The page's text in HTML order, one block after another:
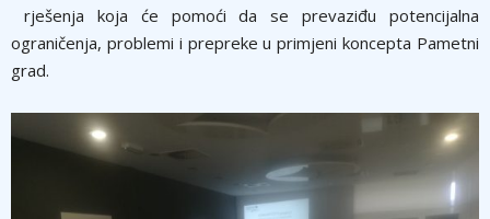
rješenja koja će pomoći da se prevaziđu potencijalna
ograničenja, problemi i prepreke u primjeni koncepta Pametni
grad.